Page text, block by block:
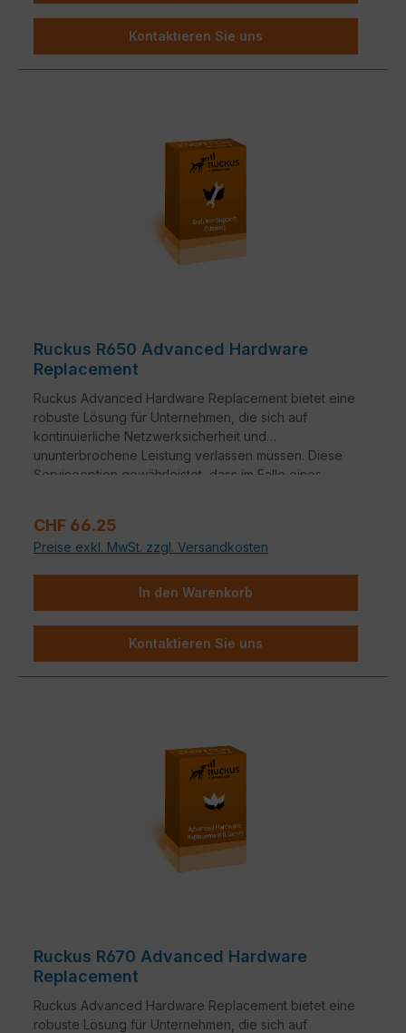
Kontaktieren Sie uns
Ruckus R650 Advanced Hardware
Replacement
Ruckus Advanced Hardware Replacement bietet eine
robuste Lösung für Unternehmen, die sich auf
kontinuierliche Netzwerksicherheit und
ununterbrochene Leistung verlassen müssen. Diese
Serviceoption gewährleistet, dass im Falle eines
Verkaufspreis:
CHF 66.25
Preise exkl. MwSt. zzgl. Versandkosten
In den Warenkorb
Kontaktieren Sie uns
Ruckus R670 Advanced Hardware
Replacement
Ruckus Advanced Hardware Replacement bietet eine
robuste Lösung für Unternehmen, die sich auf